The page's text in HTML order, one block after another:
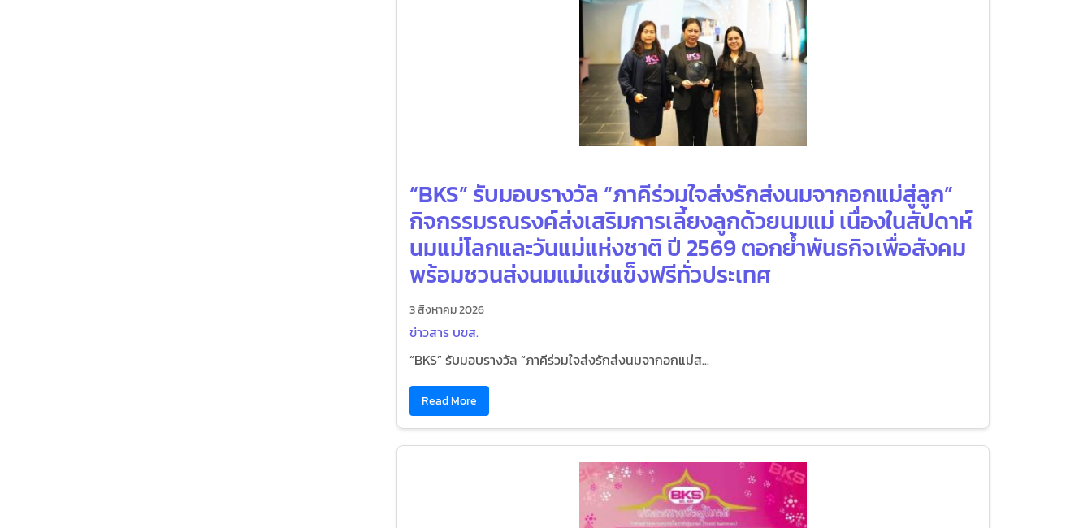
“BKS” รับมอบรางวัล “ภาคีร่วมใจส่งรักส่งนมจากอกแม่สู่ลูก”
กิจกรรมรณรงค์ส่งเสริมการเลี้ยงลูกด้วยนมแม่ เนื่องในสัปดาห์
นมแม่โลกและวันแม่แห่งชาติ ปี 2569 ตอกย้ำพันธกิจเพื่อสังคม
พร้อมชวนส่งนมแม่แช่แข็งฟรีทั่วประเทศ
3 สิงหาคม 2026
ข่าวสาร บขส.
“BKS” รับมอบรางวัล “ภาคีร่วมใจส่งรักส่งนมจากอกแม่ส...
Read More